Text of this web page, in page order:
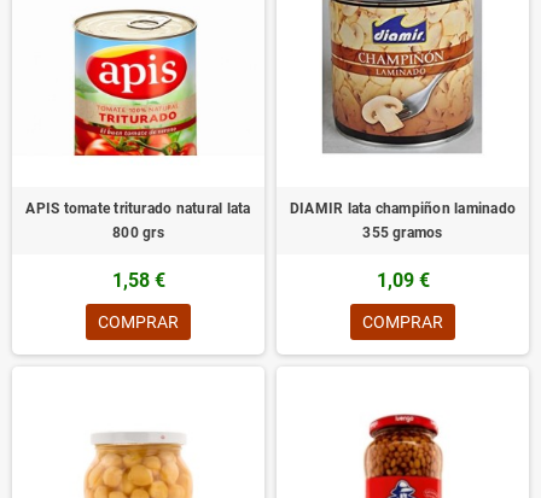
APIS tomate triturado natural lata
800 grs
1,58 €
COMPRAR
DIAMIR lata champiñon laminado
355 gramos
1,09 €
COMPRAR